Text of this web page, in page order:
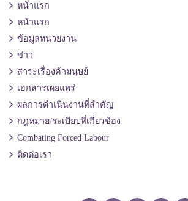
หน้าแรก
หน้าแรก
ข้อมูลหน่วยงาน
ข่าว
สาระเรื่องค้ามนุษย์
เอกสารเผยแพร่
ผลการดำเนินงานที่สำคัญ
กฎหมาย/ระเบียบที่เกี่ยวข้อง
Combating Forced Labour
ติดต่อเรา